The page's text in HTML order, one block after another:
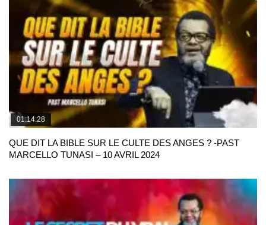
01:14:28
QUE DIT LA BIBLE SUR LE CULTE DES ANGES ? -PAST
MARCELLO TUNASI – 10 AVRIL 2024